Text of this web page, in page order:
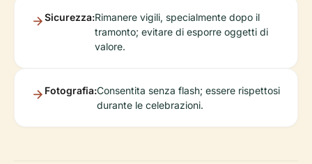
Sicurezza:Rimanere vigili, specialmente dopo il
tramonto; evitare di esporre oggetti di
valore.
Fotografia:Consentita senza flash; essere rispettosi
durante le celebrazioni.